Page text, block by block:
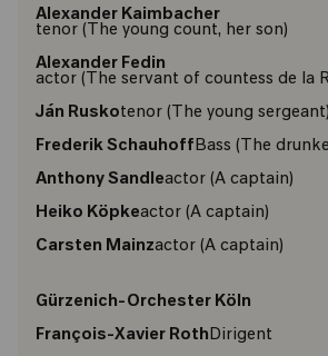
Alexander Kaimbacher
tenor (The young count, her son)
Alexander Fedin
actor (The servant of countess de la
Ján Ruskotenor (The young sergeant)
Frederik SchauhoffBass (The
Anthony Sandleactor (A captain)
Heiko Köpkeactor (A captain)
Carsten Mainzactor (A captain)
Gürzenich-Orchester Köln
François-Xavier RothDirigent